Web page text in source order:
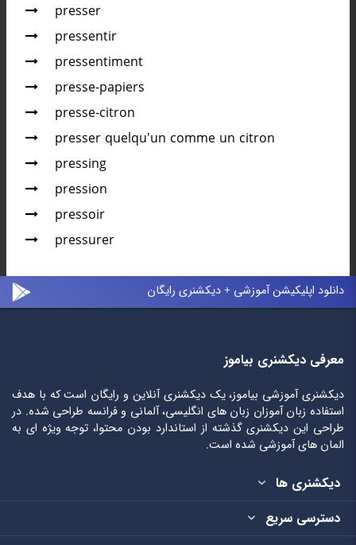
presser
pressentir
pressentiment
presse-papiers
presse-citron
presser quelqu'un comme un citron
pressing
pression
pressoir
pressurer
دانلود اپلیکیشن آموزشی + دیکشنری رایگان
معرفی دیکشنری بیاموز
دیکشنری آموزشی بیاموز، یک دیکشنری آنلاین و رایگان است که با هدف
استفاده زبان آموزان زبان های انگلیسی، آلمانی و فرانسه طراحی شده. در
طراحی این دیکشنری گذشته از استاندارد بودن محتوا، توجه ویژه ای به
المان های آموزشی شده است.
دیکشنری ها
دسترسی سریع